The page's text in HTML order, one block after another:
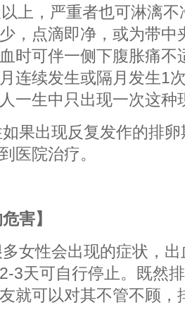
上，严重者也可淋漓
，点滴即净，或为带中
时可伴一侧下腹胀痛不
连续发生或隔月发生1
一生中只出现一次这种
果出现反复发作的排
医院治疗。
害】
女性会出现的症状，
3天可自行停止。既然
就可以对其不管不顾，